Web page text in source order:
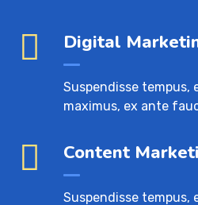
Digital
Suspendisse tempus,
maximus, ex ante
Content
Suspendisse tempus,